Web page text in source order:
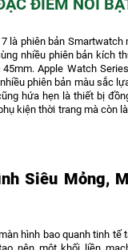
ĐIỂM NỔI
là phiên bản Smartwatch
nhiều phiên bản kích
Apple Watch
phiên bản màu sắc
hứa hẹn là thiết bị
kiện thời trang mà còn
Siêu Mỏng,
hình bao quanh tinh tế